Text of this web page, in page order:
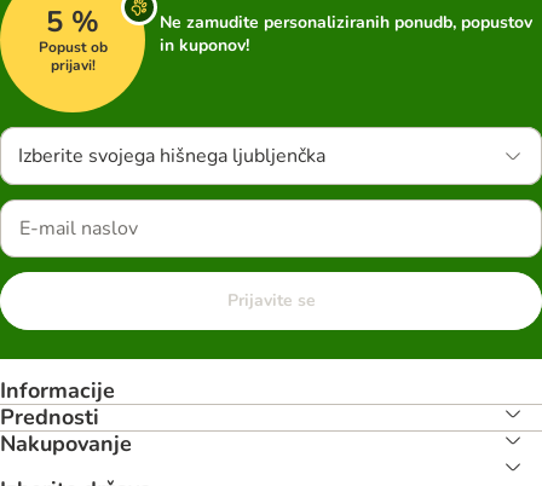
5 %
Popust ob
prijavi!
Ne zamudite personaliziranih ponudb, popustov
in kuponov!
Izberite svojega hišnega ljubljenčka
Prijavite se
Informacije
Prednosti
Nakupovanje